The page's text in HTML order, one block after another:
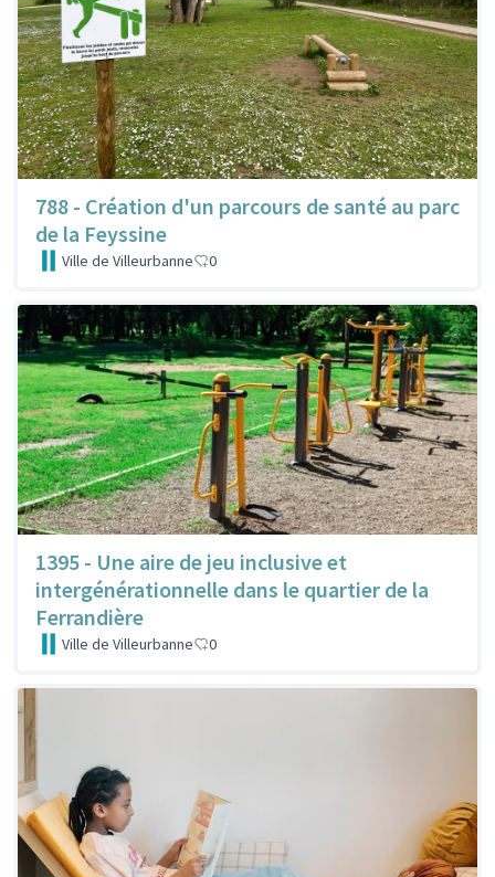
788 - Création d'un parcours de santé au parc
de la Feyssine
Ville de Villeurbanne 0
1395 - Une aire de jeu inclusive et
intergénérationnelle dans le quartier de la
Ferrandière
Ville de Villeurbanne 0